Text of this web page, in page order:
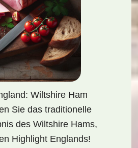
Wiltshire Ham
Sie das traditionelle
des Wiltshire Hams,
Highlight Englands!